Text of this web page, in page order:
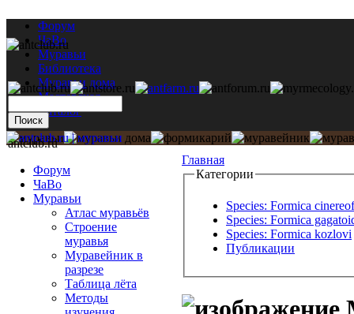
Форум
ЧаВо
Муравьи
Библиотека
Муравьи дома
Мастерская
Каталог
Главная
Категории
Species: Formica
Species: Formica
Species: Formica kozlovi
Публикации
antclub.ru
Форум
ЧаВо
Муравьи
Атлас муравьёв
Строение
муравья
Муравейник в
разрезе
Таблица лёта
Методы